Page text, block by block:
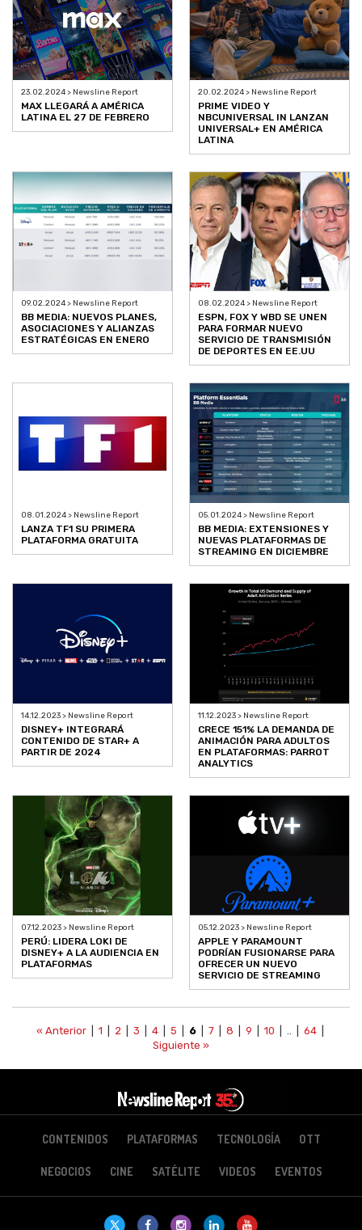
23.02.2024 > Newsline Report
MAX LLEGARÁ A AMÉRICA
LATINA EL 27 DE FEBRERO
20.02.2024 > Newsline Report
PRIME VIDEO Y
NBCUNIVERSAL IN LANZAN
UNIVERSAL+ EN AMÉRICA
LATINA
09.02.2024 > Newsline Report
BB MEDIA: NUEVOS PLANES,
ASOCIACIONES Y ALIANZAS
ESTRATÉGICAS EN ENERO
08.02.2024 > Newsline Report
ESPN, FOX Y WBD SE UNEN
PARA FORMAR NUEVO
SERVICIO DE TRANSMISIÓN
DE DEPORTES EN EE.UU
08.01.2024 > Newsline Report
LANZA TF1 SU PRIMERA
PLATAFORMA GRATUITA
05.01.2024 > Newsline Report
BB MEDIA: EXTENSIONES Y
NUEVAS PLATAFORMAS DE
STREAMING EN DICIEMBRE
14.12.2023 > Newsline Report
DISNEY+ INTEGRARÁ
CONTENIDO DE STAR+ A
PARTIR DE 2024
11.12.2023 > Newsline Report
CRECE 151% LA DEMANDA DE
ANIMACIÓN PARA ADULTOS
EN PLATAFORMAS: PARROT
ANALYTICS
07.12.2023 > Newsline Report
PERÚ: LIDERA LOKI DE
DISNEY+ A LA AUDIENCIA EN
PLATAFORMAS
05.12.2023 > Newsline Report
APPLE Y PARAMOUNT
PODRÍAN FUSIONARSE PARA
OFRECER UN NUEVO
SERVICIO DE STREAMING
« Anterior| 1 2 3 4| 5 6| 7| 8 9 10 64|
Siguiente »
CONTENIDOS PLATAFORMAS TECNOLOGÍA OTT
NEGOCIOS CINE SATÉLITE VIDEOS EVENTOS